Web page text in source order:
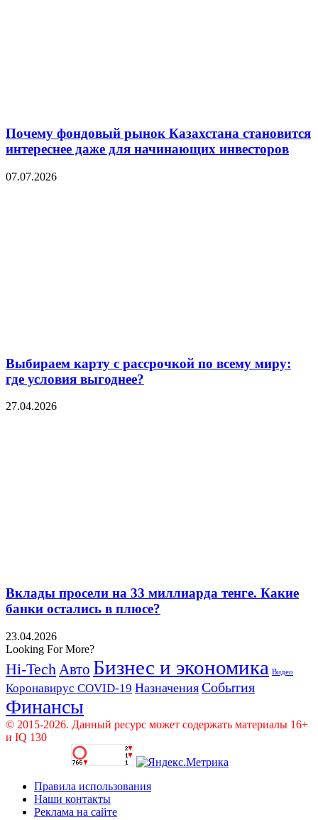
Почему фондовый рынок Казахстана становится
интереснее даже для начинающих инвесторов
07.07.2026
Выбираем карту с рассрочкой по всему миру:
где условия выгоднее?
27.04.2026
Вклады просели на 33 миллиарда тенге. Какие
банки остались в плюсе?
23.04.2026
Looking For More?
Hi-Tech Авто Бизнес и экономика Видео
Коронавирус COVID-19 Назначения События
Финансы
© 2015-2026. Данный ресурс может содержать материалы 16+
и IQ 130
Правила использования
Наши контакты
Реклама на сайте